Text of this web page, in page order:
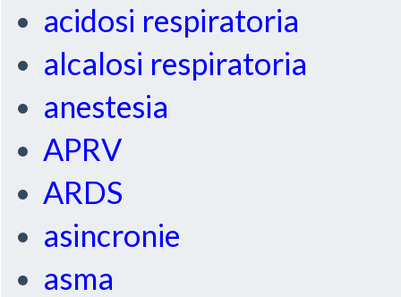
acidosi respiratoria
alcalosi respiratoria
anestesia
APRV
ARDS
asincronie
asma